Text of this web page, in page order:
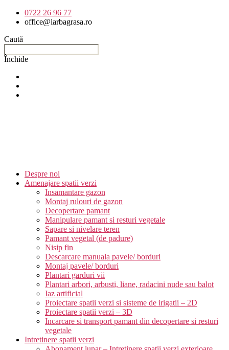
0722 26 96 77
office@iarbagrasa.ro
Caută
Închide
Despre noi
Amenajare spatii verzi
Insamantare gazon
Montaj rulouri de gazon
Decopertare pamant
Manipulare pamant si resturi vegetale
Sapare si nivelare teren
Pamant vegetal (de padure)
Nisip fin
Descarcare manuala pavele/ borduri
Montaj pavele/ borduri
Plantari garduri vii
Plantari arbori, arbusti, liane, radacini nude sau balot
Iaz artificial
Proiectare spatii verzi si sisteme de irigatii – 2D
Proiectare spatii verzi – 3D
Incarcare si transport pamant din decopertare si resturi
vegetale
Intretinere spatii verzi